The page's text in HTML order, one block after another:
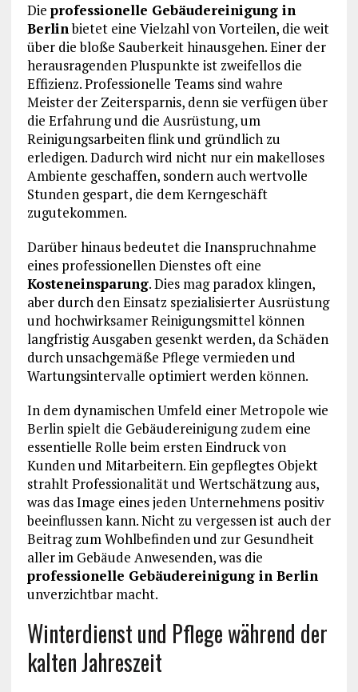
Die professionelle Gebäudereinigung in
Berlinbietet eine Vielzahl von Vorteilen, die weit
über die bloße Sauberkeit hinausgehen. Einer der
herausragenden Pluspunkte ist zweifellos die
Effizienz. Professionelle Teams sind wahre
Meister der Zeitersparnis, denn sie verfügen über
die Erfahrung und die Ausrüstung, um
Reinigungsarbeiten flink und gründlich zu
erledigen. Dadurch wird nicht nur ein makelloses
Ambiente geschaffen, sondern auch wertvolle
Stunden gespart, die dem Kerngeschäft
zugutekommen.
Darüber hinaus bedeutet die Inanspruchnahme
eines professionellen Dienstes oft eine
Kosteneinsparung. Dies mag paradox klingen,
aber durch den Einsatz spezialisierter Ausrüstung
und hochwirksamer Reinigungsmittel können
langfristig Ausgaben gesenkt werden, da Schäden
durch unsachgemäße Pflege vermieden und
Wartungsintervalle optimiert werden können.
In dem dynamischen Umfeld einer Metropole wie
Berlin spielt die Gebäudereinigung zudem eine
essentielle Rolle beim ersten Eindruck von
Kunden und Mitarbeitern. Ein gepflegtes Objekt
strahlt Professionalität und Wertschätzung aus,
was das Image eines jeden Unternehmens positiv
beeinflussen kann. Nicht zu vergessen ist auch der
Beitrag zum Wohlbefinden und zur Gesundheit
aller im Gebäude Anwesenden, was die
professionelle Gebäudereinigung in Berlin
unverzichtbar macht.
Winterdienst und Pflege während der
kalten Jahreszeit